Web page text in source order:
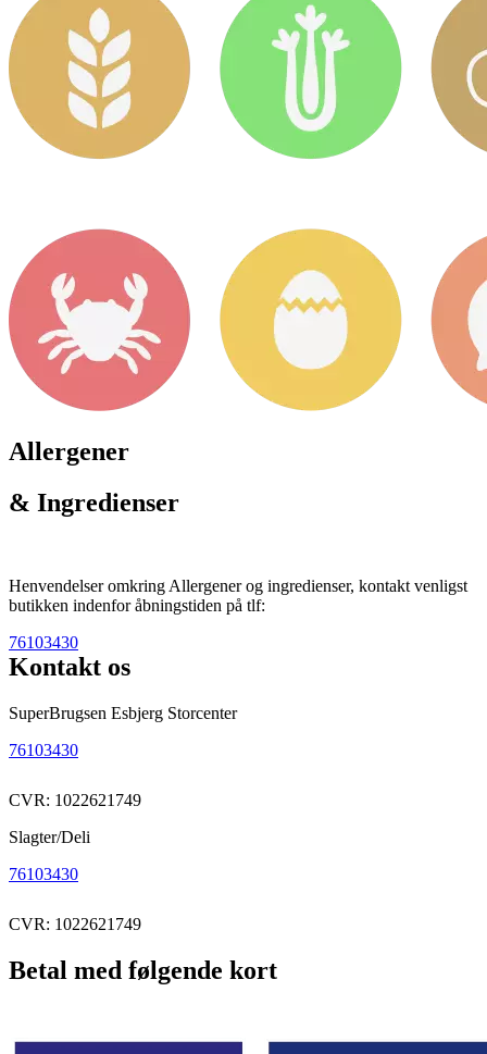
Allergener
& Ingredienser
Henvendelser omkring Allergener og ingredienser, kontakt venligst
butikken indenfor åbningstiden på tlf:
76103430
Kontakt os
SuperBrugsen Esbjerg Storcenter
76103430
CVR: 1022621749
Slagter/Deli
76103430
CVR: 1022621749
Betal med følgende kort